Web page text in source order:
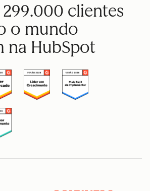
299.000 clientes
o mundo
na HubSpot